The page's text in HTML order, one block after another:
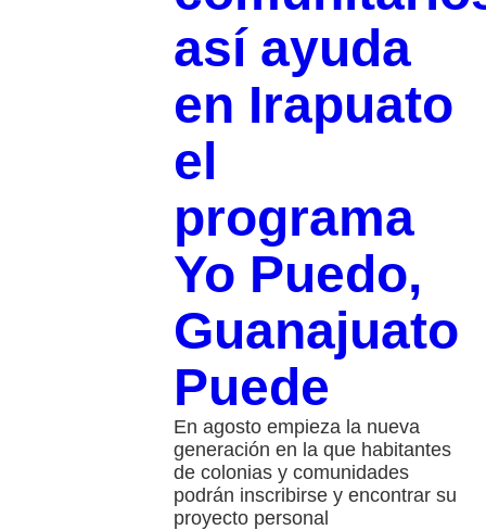
así ayuda
en Irapuato
el
programa
Yo Puedo,
Guanajuato
Puede
En agosto empieza la nueva
generación en la que habitantes
de colonias y comunidades
podrán inscribirse y encontrar su
proyecto personal